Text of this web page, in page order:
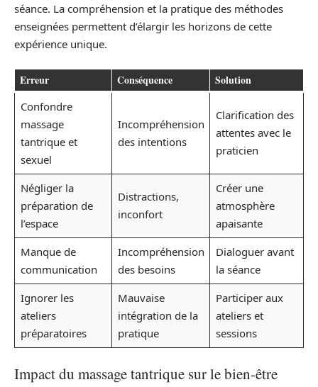
séance. La compréhension et la pratique des méthodes
enseignées permettent d’élargir les horizons de cette
expérience unique.
Erreur Conséquence Solution
Confondre
massage
tantrique et
sexuel
Incompréhension
des intentions
Clarification des
attentes avec le
praticien
Négliger la
préparation de
l’espace
Distractions,
inconfort
Créer une
atmosphère
apaisante
Manque de
communication
Incompréhension
des besoins
Dialoguer avant
la séance
Ignorer les
ateliers
préparatoires
Mauvaise
intégration de la
pratique
Participer aux
ateliers et
sessions
Impact du massage tantrique sur le bien-être